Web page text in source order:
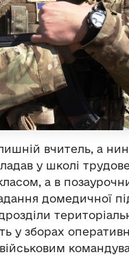
вчитель, а
у школі
а в
домедичної
у зборах